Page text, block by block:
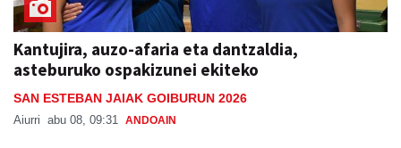
Kantujira, auzo-afaria eta dantzaldia,
asteburuko ospakizunei ekiteko
SAN ESTEBAN JAIAK GOIBURUN 2026
Aiurri abu 08, 09:31 ANDOAIN